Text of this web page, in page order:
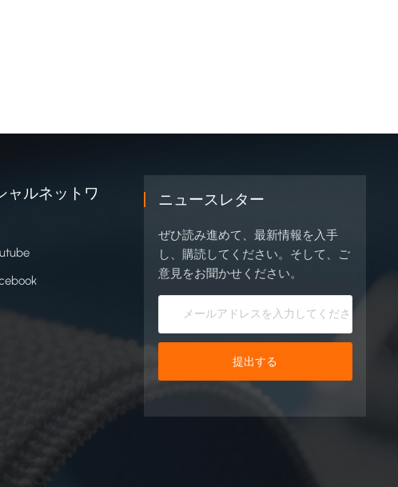
ャルネットワ
ニュースレター
ぜひ読み進めて、最新情報を入手
し、購読してください。そして、ご
意見をお聞かせください。